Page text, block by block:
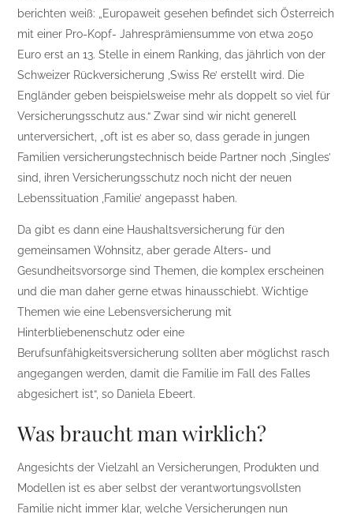
berichten weiß: „Europaweit gesehen befindet sich Österreich
mit einer Pro-Kopf- Jahresprämiensumme von etwa 2050
Euro erst an 13. Stelle in einem Ranking, das jährlich von der
Schweizer Rückversicherung ,Swiss Re’ erstellt wird. Die
Engländer geben beispielsweise mehr als doppelt so viel für
Versicherungsschutz aus.“ Zwar sind wir nicht generell
unterversichert, „oft ist es aber so, dass gerade in jungen
Familien versicherungstechnisch beide Partner noch ,Singles’
sind, ihren Versicherungsschutz noch nicht der neuen
Lebenssituation ,Familie’ angepasst haben.
Da gibt es dann eine Haushaltsversicherung für den
gemeinsamen Wohnsitz, aber gerade Alters- und
Gesundheitsvorsorge sind Themen, die komplex erscheinen
und die man daher gerne etwas hinausschiebt. Wichtige
Themen wie eine Lebensversicherung mit
Hinterbliebenenschutz oder eine
Berufsunfähigkeitsversicherung sollten aber möglichst rasch
angegangen werden, damit die Familie im Fall des Falles
abgesichert ist“, so Daniela Ebeert.
Was braucht man wirklich?
Angesichts der Vielzahl an Versicherungen, Produkten und
Modellen ist es aber selbst der verantwortungsvollsten
Familie nicht immer klar, welche Versicherungen nun